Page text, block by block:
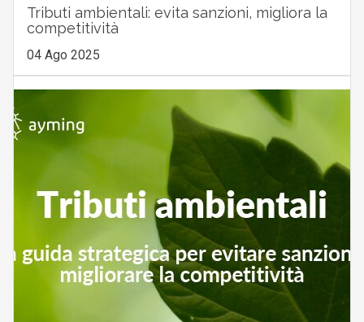
Tributi ambientali: evita sanzioni, migliora la
competitività
04 Ago 2025